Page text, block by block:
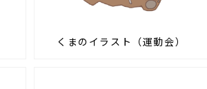
くまのイラスト（運動会）